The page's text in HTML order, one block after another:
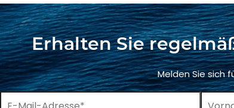
Erhalten Sie
Melden Sie sich